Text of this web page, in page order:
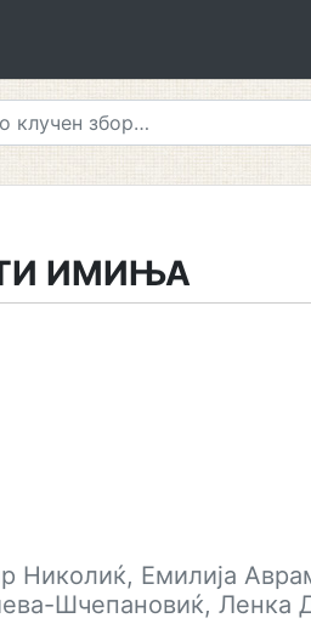
ИМИЊА
Николиќ, Емилија
Шчепановиќ, Ленка